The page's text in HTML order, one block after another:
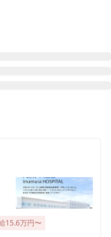
交通費全額支給｜
内◎】オシャレな設
症治療や児童思春
ケア”の専門病院で
15.6万円〜